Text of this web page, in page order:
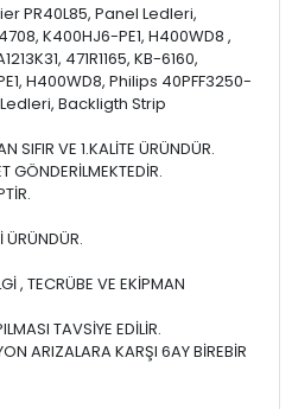
PR40L85, Panel Ledleri,
K400HJ6-PE1, H400WD8 ,
471R1165, KB-6160,
H400WD8, Philips 40PFF3250-
Backligth Strip
SIFIR VE 1.KALİTE ÜRÜNDÜR.
GÖNDERİLMEKTEDİR.
ÜRÜNDÜR.
, TECRÜBE VE EKİPMAN
TAVSİYE EDİLİR.
ARIZALARA KARŞI 6AY BİREBİR